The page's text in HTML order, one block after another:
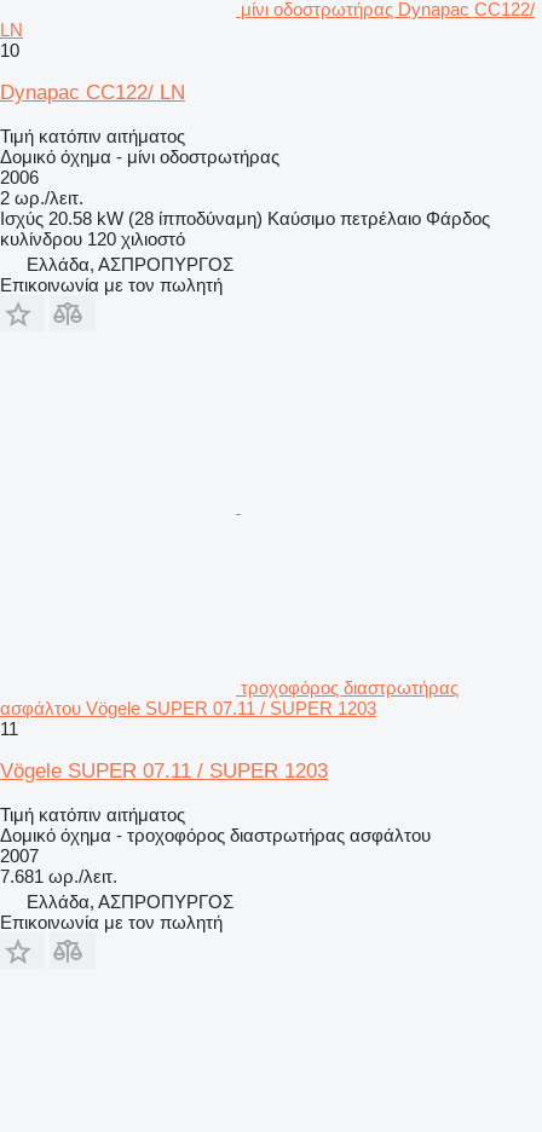
μίνι οδοστρωτήρας Dynapac CC122/
LN
10
Dynapac CC122/ LN
Τιμή κατόπιν αιτήματος
Δομικό όχημα - μίνι οδοστρωτήρας
2006
2 ωρ./λειτ.
Ισχύς 20.58 kW (28 ίπποδύναμη) Καύσιμο πετρέλαιο Φάρδος
κυλίνδρου 120 χιλιοστό
Ελλάδα, ΑΣΠΡΟΠΥΡΓΟΣ
Επικοινωνία με τον πωλητή
τροχοφόρος διαστρωτήρας
ασφάλτου Vögele SUPER 07.11 / SUPER 1203
11
Vögele SUPER 07.11 / SUPER 1203
Τιμή κατόπιν αιτήματος
Δομικό όχημα - τροχοφόρος διαστρωτήρας ασφάλτου
2007
7.681 ωρ./λειτ.
Ελλάδα, ΑΣΠΡΟΠΥΡΓΟΣ
Επικοινωνία με τον πωλητή